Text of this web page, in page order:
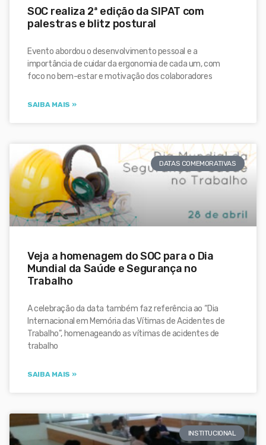
SOC realiza 2ª edição da SIPAT com
palestras e blitz postural
Evento abordou o desenvolvimento pessoal e a
importância de cuidar da ergonomia de cada um, com
foco no bem-estar e motivação dos colaboradores
SAIBA MAIS »
DATAS COMEMORATIVAS
Veja a homenagem do SOC para o Dia
Mundial da Saúde e Segurança no
Trabalho
A celebração da data também faz referência ao “Dia
Internacional em Memória das Vítimas de Acidentes de
Trabalho”, homenageando as vítimas de acidentes de
trabalho
SAIBA MAIS »
INSTITUCIONAL